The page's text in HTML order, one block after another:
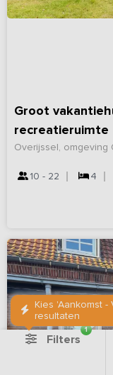
Groot
recreatieruimte
Overijssel, omgeving
10 - 22 4
Kies 'Aankomst
resultaten
Filters
1